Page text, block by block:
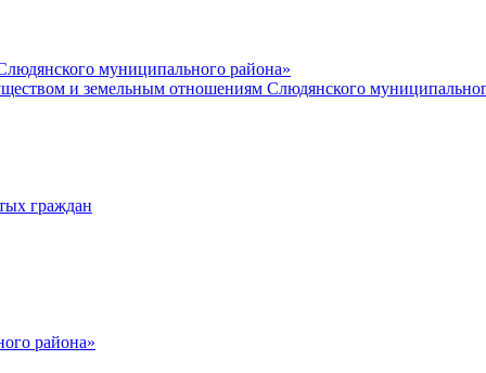
муниципального района»
и земельным отношениям Слюдянского
граждан
района»